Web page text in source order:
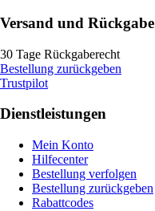
Versand und Rückgabe
30 Tage Rückgaberecht
Bestellung zurückgeben
Trustpilot
Dienstleistungen
Mein Konto
Hilfecenter
Bestellung verfolgen
Bestellung zurückgeben
Rabattcodes